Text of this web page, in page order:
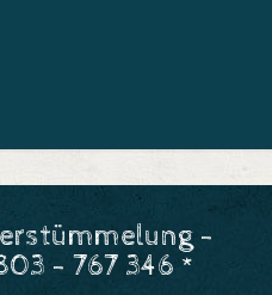
-
- 767 346 *